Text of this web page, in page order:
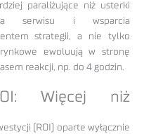
paraliżujące niż usterki
serwisu i wsparcia
strategii, a nie tylko
ewoluują w stronę
reakcji, np. do 4 godzin.
Więcej niż
(ROI) oparte wyłącznie